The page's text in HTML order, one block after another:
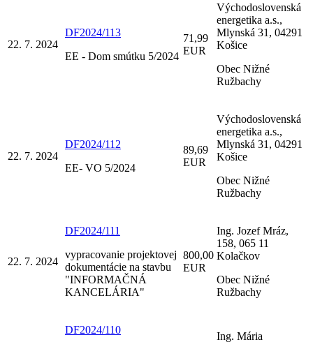
22. 7. 2024
DF2024/113
EE - Dom smútku 5/2024
71,99
EUR
Východoslovenská
energetika a.s.,
Mlynská 31, 04291
Košice
Obec Nižné
Ružbachy
22. 7. 2024
DF2024/112
EE- VO 5/2024
89,69
EUR
Východoslovenská
energetika a.s.,
Mlynská 31, 04291
Košice
Obec Nižné
Ružbachy
22. 7. 2024
DF2024/111
vypracovanie projektovej
dokumentácie na stavbu
"INFORMAČNÁ
KANCELÁRIA"
800,00
EUR
Ing. Jozef Mráz,
158, 065 11
Kolačkov
Obec Nižné
Ružbachy
DF2024/110
Ing. Mária